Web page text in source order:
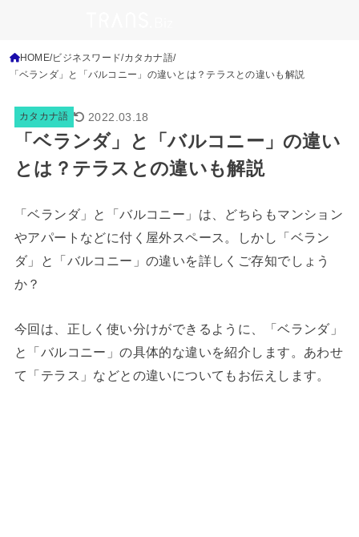
HOME ビジネスワード カタカナ語
「ベランダ」と「バルコニー」の違いとは？テラスとの違いも解説
カタカナ語 2022.03.18
「ベランダ」と「バルコニー」の違い
とは？テラスとの違いも解説
「ベランダ」と「バルコニー」は、どちらもマンション
やアパートなどに付く屋外スペース。しかし「ベラン
ダ」と「バルコニー」の違いを詳しくご存知でしょう
か？
今回は、正しく使い分けができるように、「ベランダ」
と「バルコニー」の具体的な違いを紹介します。あわせ
て「テラス」などとの違いについてもお伝えします。